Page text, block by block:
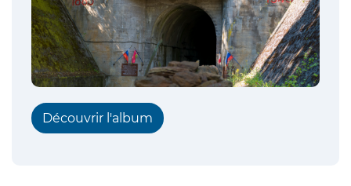
Découvrir l'album